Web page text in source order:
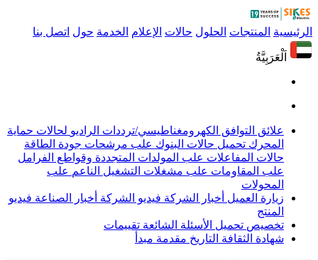
الرئيسية المنتجات الحلول حالات الإعلام الخدمة حول اتصل بنا
اَلْعَرَبِيَّةُ
علائق التوافق الكهرومغناطيسي/ترددات الراديو لحالات حماية
المحرك تحميل حالات البنوك علب مرشحات جودة الطاقة
حالات المفاعلات علب المولدات المتجددة وقواطع الفرامل
علب المقاومات علب مشغلات التشغيل الناعم علب
المحولات
زيارة العميل أخبار الشركة فيديو الشركة أخبار الصناعة فيديو
المنتج
تخصيص تحميل الأسئلة الشائعة تقييمات
شهادة الثقافة التاريخ مقدمة مبدأ